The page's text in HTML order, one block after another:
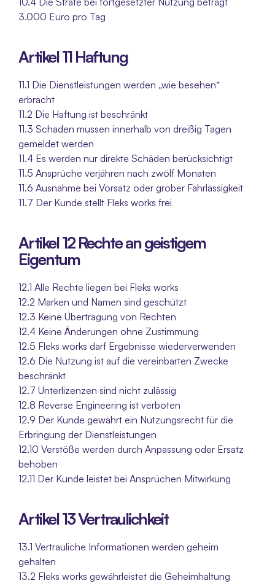
3.000 Euro pro Tag
Artikel 11 Haftung
11.1 Die Dienstleistungen werden „wie besehen“
erbracht
11.2 Die Haftung ist beschränkt
11.3 Schäden müssen innerhalb von dreißig Tagen
gemeldet werden
11.4 Es werden nur direkte Schäden berücksichtigt
11.5 Ansprüche verjähren nach zwölf Monaten
11.6 Ausnahme bei Vorsatz oder grober Fahrlässigkeit
11.7 Der Kunde stellt Fleks works frei
Artikel 12 Rechte an geistigem
Eigentum
12.1 Alle Rechte liegen bei Fleks works
12.2 Marken und Namen sind geschützt
12.3 Keine Übertragung von Rechten
12.4 Keine Änderungen ohne Zustimmung
12.5 Fleks works darf Ergebnisse wiederverwenden
12.6 Die Nutzung ist auf die vereinbarten Zwecke
beschränkt
12.7 Unterlizenzen sind nicht zulässig
12.8 Reverse Engineering ist verboten
12.9 Der Kunde gewährt ein Nutzungsrecht für die
Erbringung der Dienstleistungen
12.10 Verstöße werden durch Anpassung oder Ersatz
behoben
12.11 Der Kunde leistet bei Ansprüchen Mitwirkung
Artikel 13 Vertraulichkeit
13.1 Vertrauliche Informationen werden geheim
gehalten
13.2 Fleks works gewährleistet die Geheimhaltung